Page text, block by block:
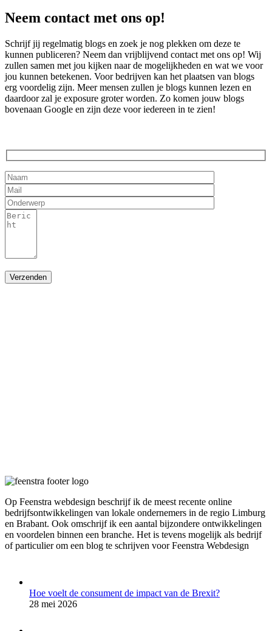
Neem contact met ons op!
Schrijf jij regelmatig blogs en zoek je nog plekken om deze te
kunnen publiceren? Neem dan vrijblijvend contact met ons op! Wij
zullen samen met jou kijken naar de mogelijkheden en wat we voor
jou kunnen betekenen. Voor bedrijven kan het plaatsen van blogs
erg voordelig zijn. Meer mensen zullen je blogs kunnen lezen en
daardoor zal je exposure groter worden. Zo komen jouw blogs
bovenaan Google en zijn deze voor iedereen in te zien!
Op Feenstra webdesign beschrijf ik de meest recente online
bedrijfsontwikkelingen van lokale ondernemers in de regio Limburg
en Brabant. Ook omschrijf ik een aantal bijzondere ontwikkelingen
en voordelen binnen een branche. Het is tevens mogelijk als bedrijf
of particulier om een blog te schrijven voor Feenstra Webdesign
Hoe voelt de consument de impact van de Brexit?
28 mei 2026